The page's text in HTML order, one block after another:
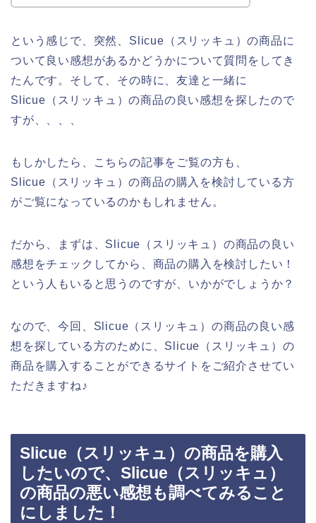
という感じで、突然、Slicue（スリッキュ）の商品に
ついて良い感想があるかどうかについて質問をしてき
たんです。そして、その時に、友達と一緒に
Slicue（スリッキュ）の商品の良い感想を探したので
すが、、、、
もしかしたら、こちらの記事をご覧の方も、
Slicue（スリッキュ）の商品の購入を検討している方
がご覧になっているのかもしれません。
だから、まずは、Slicue（スリッキュ）の商品の良い
感想をチェックしてから、商品の購入を検討したい！
という人もいると思うのですが、いかがでしょうか？
なので、今回、Slicue（スリッキュ）の商品の良い感
想を探している方のために、Slicue（スリッキュ）の
商品を購入することができるサイトをご紹介させてい
ただきますね♪
Slicue（スリッキュ）の商品を購入
したいので、Slicue（スリッキュ）
の商品の悪い感想も調べてみること
にしました！